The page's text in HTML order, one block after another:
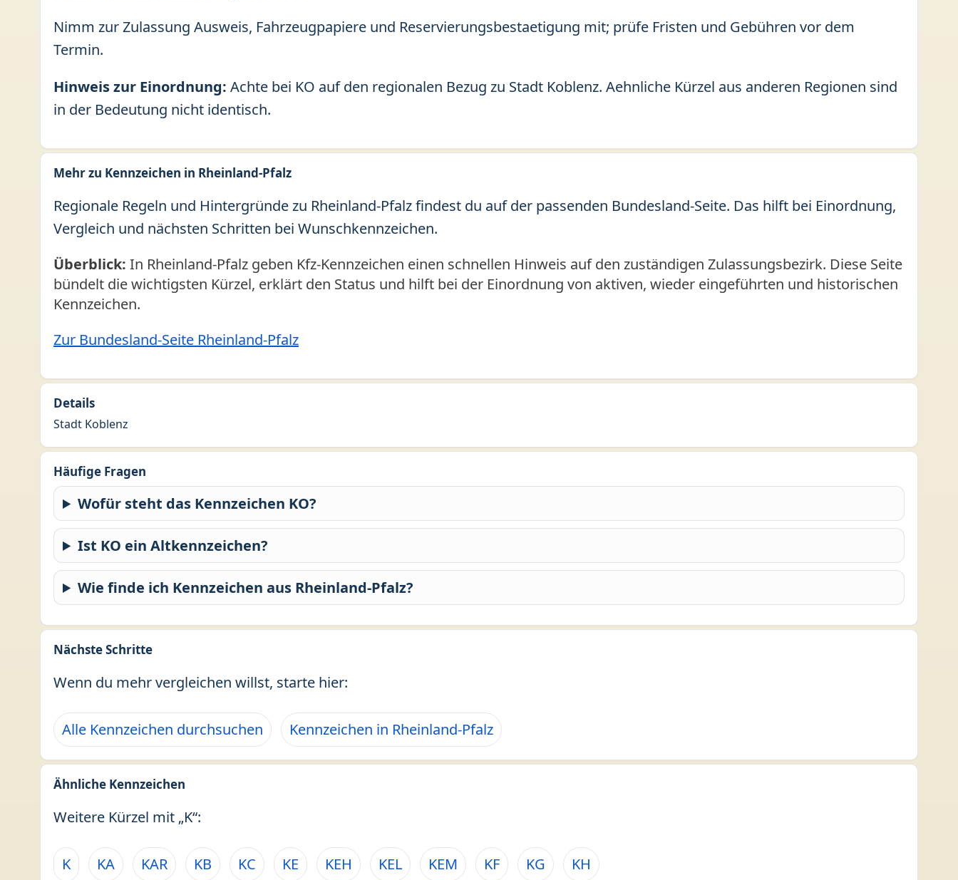
Nimm zur Zulassung Ausweis, Fahrzeugpapiere und Reservierungsbestaetigung mit; prüfe Fristen und Gebühren vor dem
Termin.
Hinweis zur Einordnung: Achte bei KO auf den regionalen Bezug zu Stadt Koblenz. Aehnliche Kürzel aus anderen Regionen sind
in der Bedeutung nicht identisch.
Mehr zu Kennzeichen in Rheinland-Pfalz
Regionale Regeln und Hintergründe zu Rheinland-Pfalz findest du auf der passenden Bundesland-Seite. Das hilft bei Einordnung,
Vergleich und nächsten Schritten bei Wunschkennzeichen.
Überblick: In Rheinland-Pfalz geben Kfz-Kennzeichen einen schnellen Hinweis auf den zuständigen Zulassungsbezirk. Diese Seite
bündelt die wichtigsten Kürzel, erklärt den Status und hilft bei der Einordnung von aktiven, wieder eingeführten und historischen
Kennzeichen.
Zur Bundesland-Seite Rheinland-Pfalz
Details
Stadt Koblenz
Häufige Fragen
Wofür steht das Kennzeichen KO?
Ist KO ein Altkennzeichen?
Wie finde ich Kennzeichen aus Rheinland-Pfalz?
Nächste Schritte
Wenn du mehr vergleichen willst, starte hier:
Alle Kennzeichen durchsuchen Kennzeichen in Rheinland-Pfalz
Ähnliche Kennzeichen
Weitere Kürzel mit „K“:
K KA KAR KB KC KE KEH KEL KEM KF KG KH